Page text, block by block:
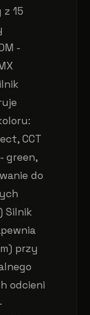
15
-
CCT
green,
do
Silnik
przy
odcieni